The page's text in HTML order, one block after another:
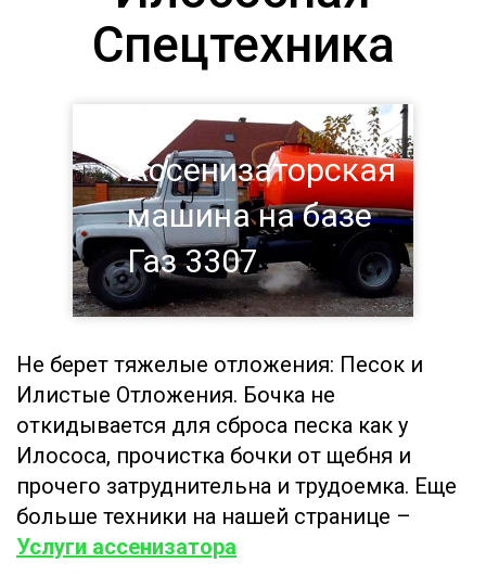
Спецтехника
Ассенизаторская
машина на базе
Газ 3307
Не берет тяжелые отложения: Песок и
Илистые Отложения. Бочка не
откидывается для сброса песка как у
Илососа, прочистка бочки от щебня и
прочего затруднительна и трудоемка. Еще
больше техники на нашей странице –
Услуги ассенизатора